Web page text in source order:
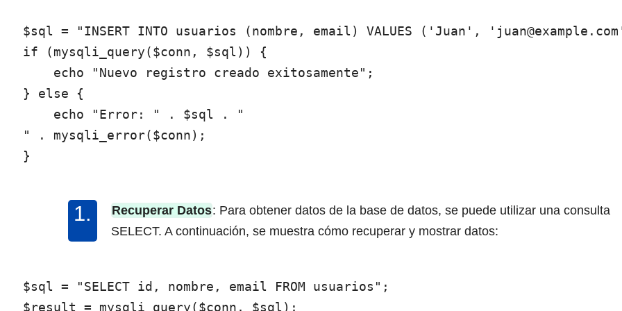
$sql = "INSERT INTO usuarios (nombre, email) VALUES ('Juan',
if (mysqli_query($conn, $sql)) {
    echo "Nuevo registro creado exitosamente";
} else {
    echo "Error: " . $sql . "
" . mysqli_error($conn);
Recuperar Datos: Para obtener datos de la base de datos, se puede utilizar una consulta
SELECT. A continuación, se muestra cómo recuperar y mostrar datos:
$sql = "SELECT id, nombre, email FROM usuarios";
$result = mysqli_query($conn, $sql);